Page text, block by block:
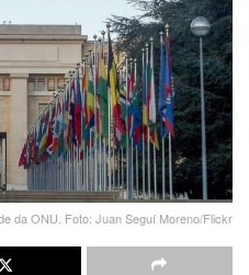
da ONU. Foto: Juan Seguí Moreno/Flickr